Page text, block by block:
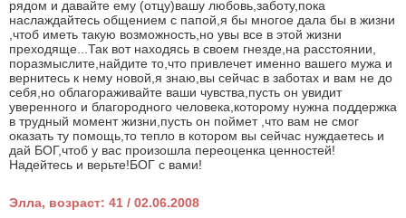
рядом и давайте ему (отцу)вашу любовь,заботу,пока
наслаждайтесь общением с папой,я бы многое дала бы в жизни
,чтоб иметь такую возможность,но увы все в этой жизни
преходяще...Так вот находясь в своем гнезде,на расстоянии,
поразмыслите,найдите то,что привлечет именно вашего мужа и
вернитесь к нему новой,я знаю,вы сейчас в заботах и вам не до
себя,но облагораживайте ваши чувства,пусть он увидит
уверенного и благородного человека,которому нужна поддержка
в трудный момент жизни,пусть он поймет ,что вам не смог
оказать ту помощь,то тепло в котором вы сейчас нуждаетесь и
дай БОГ,чтоб у вас произошла переоценка ценностей!
Надейтесь и верьте!БОГ с вами!
Элла, возраст: 41 / 02.06.2008